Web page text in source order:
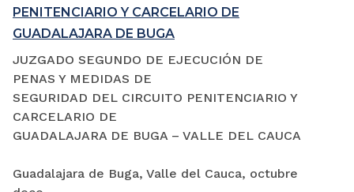
PENITENCIARIO Y CARCELARIO DE
GUADALAJARA DE BUGA
JUZGADO SEGUNDO DE EJECUCIÓN DE
PENAS Y MEDIDAS DE
SEGURIDAD DEL CIRCUITO PENITENCIARIO Y
CARCELARIO DE
GUADALAJARA DE BUGA – VALLE DEL CAUCA
Guadalajara de Buga, Valle del Cauca, octubre